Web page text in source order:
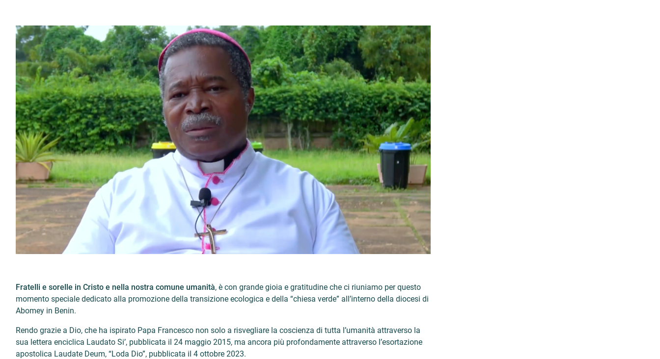
Fratelli e sorelle in Cristo e nella nostra comune umanità, è con grande gioia e gratitudine che ci riuniamo per questo
momento speciale dedicato alla promozione della transizione ecologica e della “chiesa verde” all’interno della diocesi di
Abomey in Benin.
Rendo grazie a Dio, che ha ispirato Papa Francesco non solo a risvegliare la coscienza di tutta l’umanità attraverso la
sua lettera enciclica Laudato Si’, pubblicata il 24 maggio 2015, ma ancora più profondamente attraverso l’esortazione
apostolica Laudate Deum, “Loda Dio”, pubblicata il 4 ottobre 2023.